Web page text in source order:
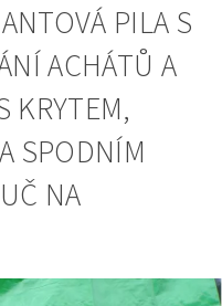
PILA S
ACHÁTŮ A
KRYTEM,
SPODNÍM
NA